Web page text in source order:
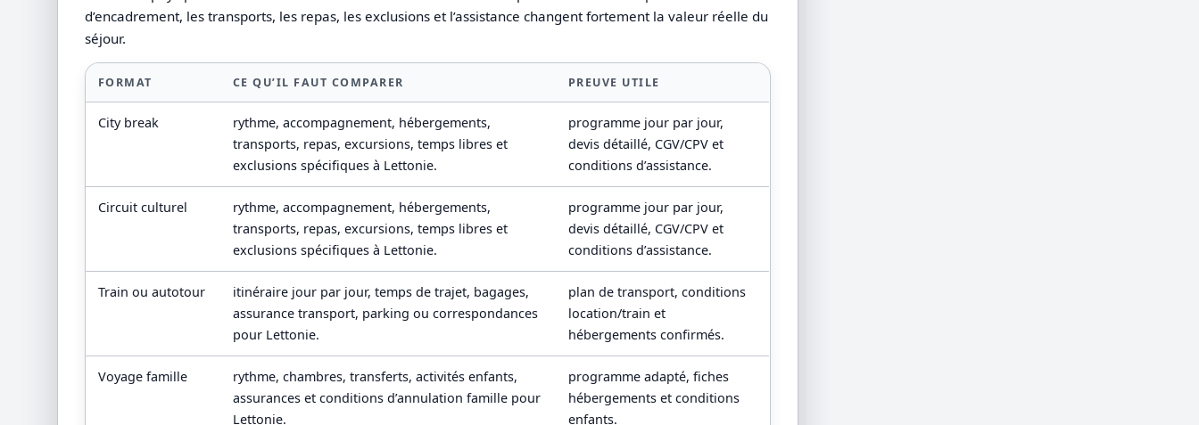
d’encadrement, les transports, les repas, les exclusions et l’assistance changent fortement la valeur réelle du
séjour.
FORMAT CE QU’IL FAUT COMPARER PREUVE UTILE
City break
rythme, accompagnement, hébergements,
transports, repas, excursions, temps libres et
exclusions spécifiques à Lettonie.
programme jour par jour,
devis détaillé, CGV/CPV et
conditions d’assistance.
Circuit culturel
rythme, accompagnement, hébergements,
transports, repas, excursions, temps libres et
exclusions spécifiques à Lettonie.
programme jour par jour,
devis détaillé, CGV/CPV et
conditions d’assistance.
Train ou autotour
itinéraire jour par jour, temps de trajet, bagages,
assurance transport, parking ou correspondances
pour Lettonie.
plan de transport, conditions
location/train et
hébergements confirmés.
Voyage famille
rythme, chambres, transferts, activités enfants,
assurances et conditions d’annulation famille pour
Lettonie.
programme adapté, fiches
hébergements et conditions
enfants.